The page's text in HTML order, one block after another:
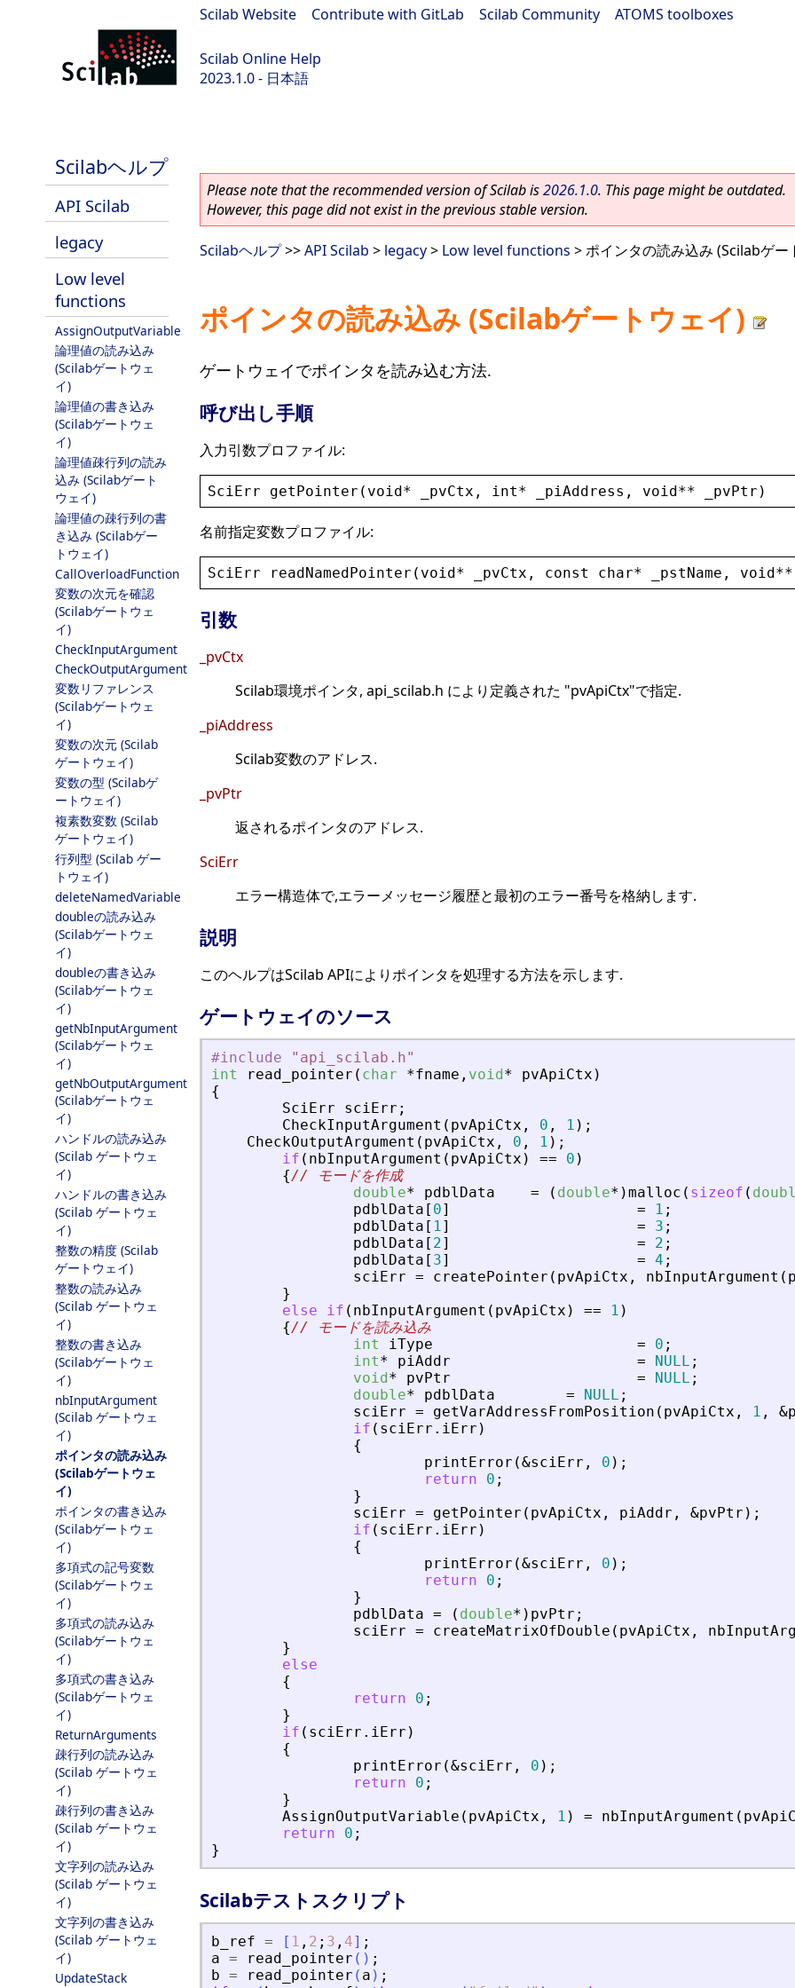
Scilab Website Contribute with GitLab Scilab Community ATOMS toolboxes
Scilab Online Help
2023.1.0 - 日本語
Scilabヘルプ
API Scilab
legacy
Low level
functions
AssignOutputVariable
論理値の読み込み
(Scilabゲートウェ
イ)
論理値の書き込み
(Scilabゲートウェ
イ)
論理値疎行列の読み
込み (Scilabゲート
ウェイ)
論理値の疎行列の書
き込み (Scilabゲー
トウェイ)
CallOverloadFunction
変数の次元を確認
(Scilabゲートウェ
イ)
CheckInputArgument
CheckOutputArgument
変数リファレンス
(Scilabゲートウェ
イ)
変数の次元 (Scilab
ゲートウェイ)
変数の型 (Scilabゲ
ートウェイ)
複素数変数 (Scilab
ゲートウェイ)
行列型 (Scilab ゲー
トウェイ)
deleteNamedVariable
doubleの読み込み
(Scilabゲートウェ
イ)
doubleの書き込み
(Scilabゲートウェ
イ)
getNbInputArgument
(Scilabゲートウェ
イ)
getNbOutputArgument
(Scilabゲートウェ
イ)
ハンドルの読み込み
(Scilab ゲートウェ
イ)
ハンドルの書き込み
(Scilab ゲートウェ
イ)
整数の精度 (Scilab
ゲートウェイ)
整数の読み込み
(Scilab ゲートウェ
イ)
整数の書き込み
(Scilabゲートウェ
イ)
nbInputArgument
(Scilab ゲートウェ
イ)
ポインタの読み込み
(Scilabゲートウェ
イ)
ポインタの書き込み
(Scilabゲートウェ
イ)
多項式の記号変数
(Scilabゲートウェ
イ)
多項式の読み込み
(Scilabゲートウェ
イ)
多項式の書き込み
(Scilabゲートウェ
イ)
ReturnArguments
疎行列の読み込み
(Scilab ゲートウェ
イ)
疎行列の書き込み
(Scilab ゲートウェ
イ)
文字列の読み込み
(Scilab ゲートウェ
イ)
文字列の書き込み
(Scilab ゲートウェ
イ)
UpdateStack
Please note that the recommended version of Scilab is2026.1.0. This page might be outdated.
However, this page did not exist in the previous stable version.
Scilabヘルプ>>API Scilab > legacy> Low level functions > ポインタの読み込み (Scilabゲー
ポインタの読み込み (Scilabゲートウェイ)
ゲートウェイでポインタを読み込む方法.
呼び出し手順
入力引数プロファイル:
SciErr getPointer ( void* _pvCtx , int* _piAddress , void** _pvPtr )
名前指定変数プロファイル:
SciErr readNamedPointer ( void* _pvCtx , const char* _pstName , void**
引数
_pvCtx
Scilab環境ポインタ, api_scilab.h により定義された "pvApiCtx"で指定.
_piAddress
Scilab変数のアドレス.
_pvPtr
返されるポインタのアドレス.
SciErr
エラー構造体で,エラーメッセージ履歴と最初のエラー番号を格納します.
説明
このヘルプはScilab APIによりポインタを処理する方法を示します.
ゲートウェイのソース
#include " api_scilab.h"
int
read_pointer ( char *fname , void* pvApiCtx )
{
SciErr
sciErr ;
CheckInputArgument ( pvApiCtx , 0 , 1 ) ;
CheckOutputArgument ( pvApiCtx , 0 , 1 ) ;
if ( nbInputArgument ( pvApiCtx ) == 0 )
{// モードを作成
double* pdblData = ( double* )malloc ( sizeof (
pdblData [ 0] = 1 ;
pdblData [ 1] = 3 ;
pdblData [ 2] = 2 ;
pdblData [ 3] = 4 ;
sciErr = createPointer ( pvApiCtx , nbInputArgument (
}
else
if ( nbInputArgument ( pvApiCtx ) == 1 )
{// モードを読み込み
int
iType = 0 ;
int* piAddr = NULL ;
void* pvPtr = NULL ;
double* pdblData = NULL ;
sciErr = getVarAddressFromPosition ( pvApiCtx , 1 , &
if ( sciErr . iErr )
{
printError (&sciErr , 0 ) ;
return
0 ;
}
sciErr = getPointer ( pvApiCtx , piAddr , &pvPtr ) ;
if ( sciErr . iErr )
{
printError (&sciErr , 0 ) ;
return
0 ;
}
pdblData = ( double* ) pvPtr ;
sciErr = createMatrixOfDouble ( pvApiCtx ,
}
else
{
return
0 ;
}
if ( sciErr . iErr )
{
printError (&sciErr , 0 ) ;
return
0 ;
}
AssignOutputVariable ( pvApiCtx , 1 ) = nbInputArgument (
return
0 ;
}
Scilabテストスクリプト
b_ref = [ 1 , 2 ; 3 , 4] ;
a = read_pointer ( ) ;
b = read_pointer ( a ) ;